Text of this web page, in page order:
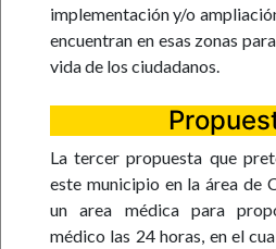
implementación y/o
encuentran en esas zonas
vida de los ciudadanos.
La tercer propuesta que
este municipio en la área de
un area médica para
médico las 24 horas, en el